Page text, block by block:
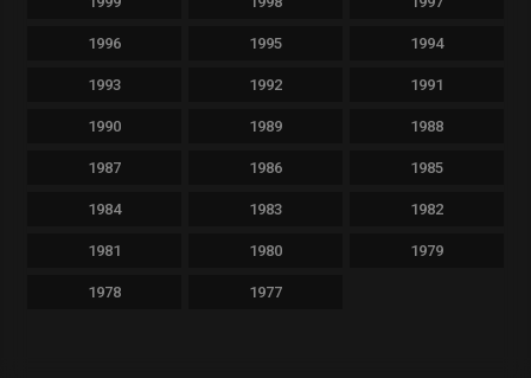
1996 1995 1994
1993 1992 1991
1990 1989 1988
1987 1986 1985
1984 1983 1982
1981 1980 1979
1978 1977